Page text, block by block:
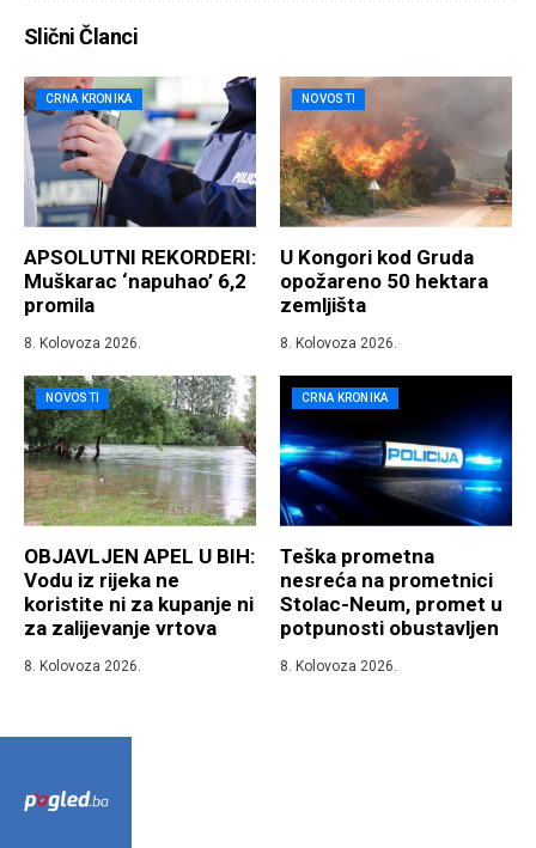
Slični Članci
CRNA KRONIKA
APSOLUTNI REKORDERI:
Muškarac ‘napuhao’ 6,2
promila
8. Kolovoza 2026.
NOVOSTI
U Kongori kod Gruda
opožareno 50 hektara
zemljišta
8. Kolovoza 2026.
NOVOSTI
OBJAVLJEN APEL U BIH:
Vodu iz rijeka ne
koristite ni za kupanje ni
za zalijevanje vrtova
8. Kolovoza 2026.
CRNA KRONIKA
Teška prometna
nesreća na prometnici
Stolac-Neum, promet u
potpunosti obustavljen
8. Kolovoza 2026.